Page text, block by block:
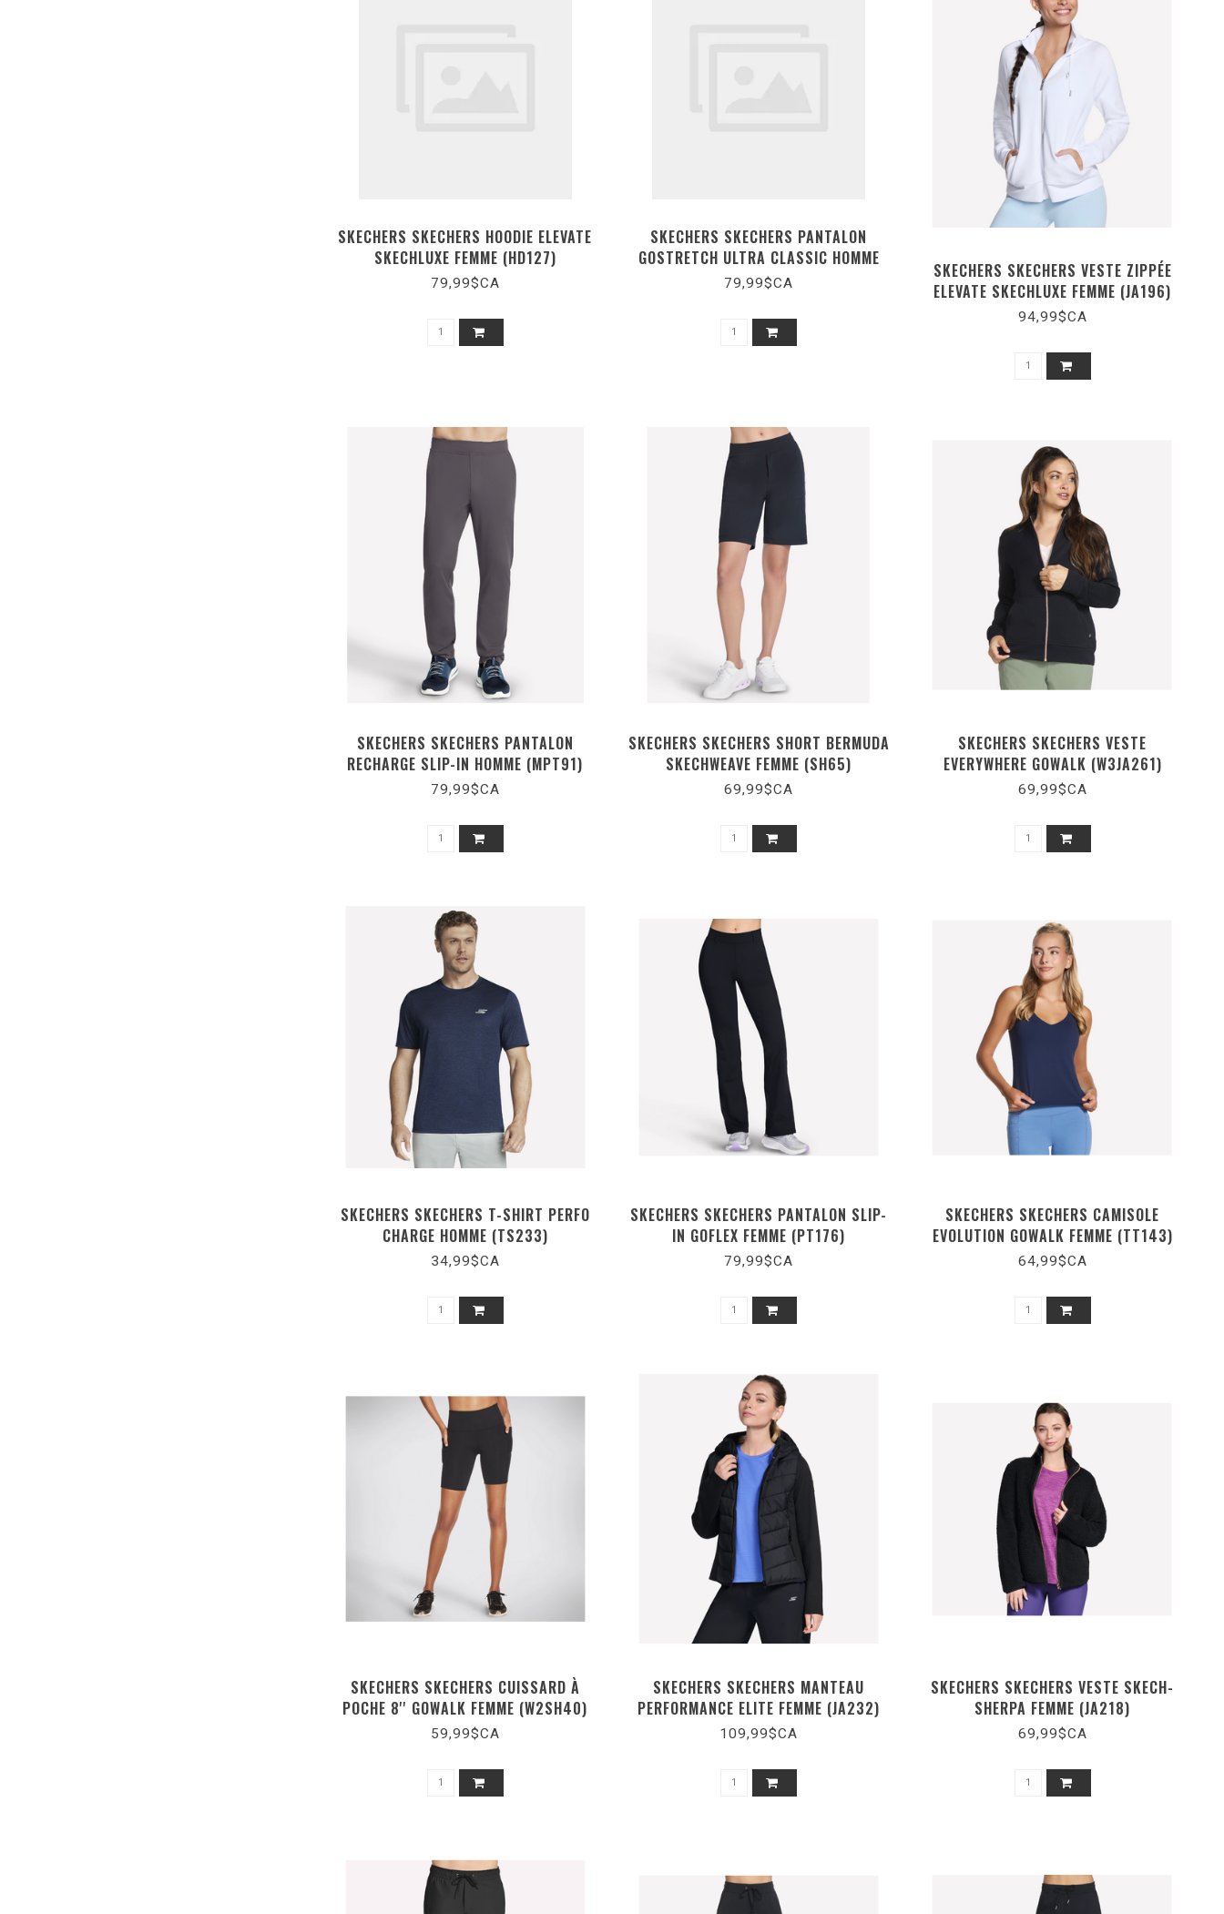
SKECHERS SKECHERS HOODIE ELEVATE
SKECHLUXE FEMME (HD127)
79,99$CA
SKECHERS SKECHERS PANTALON
GOSTRETCH ULTRA CLASSIC HOMME
(PT378)
79,99$CA
SKECHERS SKECHERS VESTE ZIPPÉE
ELEVATE SKECHLUXE FEMME (JA196)
94,99$CA
SKECHERS SKECHERS PANTALON
RECHARGE SLIP-IN HOMME (MPT91)
79,99$CA
SKECHERS SKECHERS SHORT BERMUDA
SKECHWEAVE FEMME (SH65)
69,99$CA
SKECHERS SKECHERS VESTE
EVERYWHERE GOWALK (W3JA261)
69,99$CA
SKECHERS SKECHERS T-SHIRT PERFO
CHARGE HOMME (TS233)
34,99$CA
SKECHERS SKECHERS PANTALON SLIP-
IN GOFLEX FEMME (PT176)
79,99$CA
SKECHERS SKECHERS CAMISOLE
EVOLUTION GOWALK FEMME (TT143)
64,99$CA
SKECHERS SKECHERS CUISSARD À
POCHE 8'' GOWALK FEMME (W2SH40)
59,99$CA
SKECHERS SKECHERS MANTEAU
PERFORMANCE ELITE FEMME (JA232)
109,99$CA
SKECHERS SKECHERS VESTE SKECH-
SHERPA FEMME (JA218)
69,99$CA